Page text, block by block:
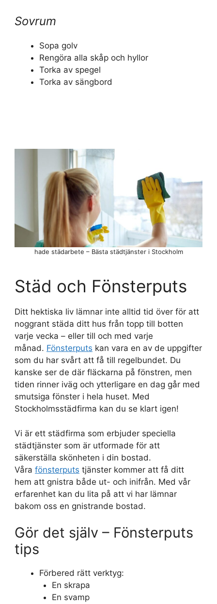
Sovrum
Sopa golv
Rengöra alla skåp och hyllor
Torka av spegel
Torka av sängbord
hade städarbete – Bästa städtjänster i Stockholm
Städ och Fönsterputs
Ditt hektiska liv lämnar inte alltid tid över för att
noggrant städa ditt hus från topp till botten
varje vecka – eller till och med varje
månad. Fönsterputs kan vara en av de uppgifter
som du har svårt att få till regelbundet. Du
kanske ser de där fläckarna på fönstren, men
tiden rinner iväg och ytterligare en dag går med
smutsiga fönster i hela huset. Med
Stockholmsstädfirma kan du se klart igen!
Vi är ett städfirma som erbjuder speciella
städtjänster som är utformade för att
säkerställa skönheten i din bostad.
Våra fönsterputs tjänster kommer att få ditt
hem att gnistra både ut- och inifrån. Med vår
erfarenhet kan du lita på att vi har lämnar
bakom oss en gnistrande bostad.
Gör det själv – Fönsterputs
tips
Förbered rätt verktyg:
En skrapa
En svamp